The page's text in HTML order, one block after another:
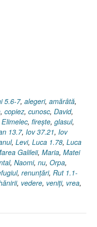
5.6-7, alegeri, amărâtă,
, copiez, cunosc, David,
Elimelec, fireşte, glasul,
13.7, Iov 37.21, Iov
, Levi, Luca 1.78, Luca
Galileii, Maria, Matei
, Naomi, nu, Orpa,
, renunţări, Rut 1.1-
, vedere, veniţi, vrea,